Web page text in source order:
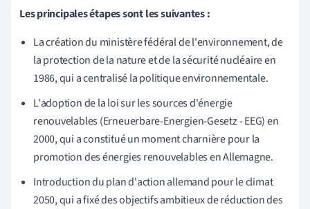
Les principales étapes sont les suivantes :
La création du ministère fédéral de l'environnement, de
la protection de la nature et de la sécurité nucléaire en
1986, qui a centralisé la politique environnementale.
L'adoption de la loi sur les sources d'énergie
renouvelables (Erneuerbare-Energien-Gesetz - EEG) en
2000, qui a constitué un moment charnière pour la
promotion des énergies renouvelables en Allemagne.
Introduction du plan d'action allemand pour le climat
2050, qui a fixé des objectifs ambitieux de réduction des